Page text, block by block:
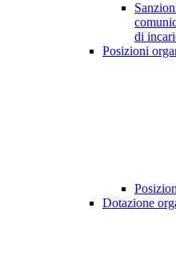
di
Posizioni
Dotazione